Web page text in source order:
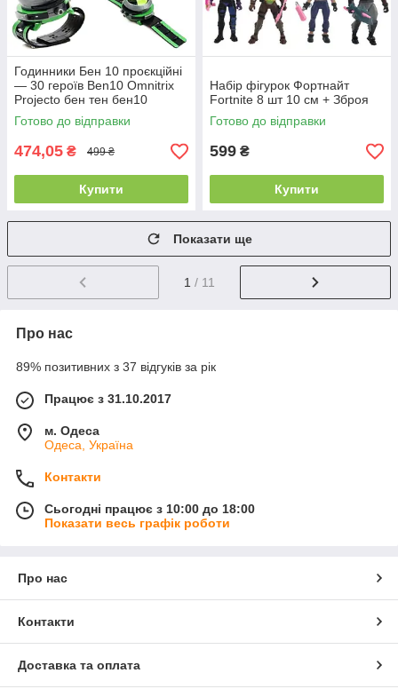
Годинники Бен 10 проєкційні
— 30 героїв Ben10 Omnitrix
Projecto бен тен бен10
Готово до відправки
474,05 ₴ 499 ₴
Купити
Набір фігурок Фортнайт
Fortnite 8 шт 10 см + Зброя
Готово до відправки
599 ₴
Купити
Показати ще
1 / 11
Про нас
89% позитивних з 37 відгуків за рік
Працює з 31.10.2017
м. Одеса
Одеса, Україна
Контакти
Сьогодні працює з 10:00 до 18:00
Показати весь графік роботи
Про нас
Контакти
Доставка та оплата